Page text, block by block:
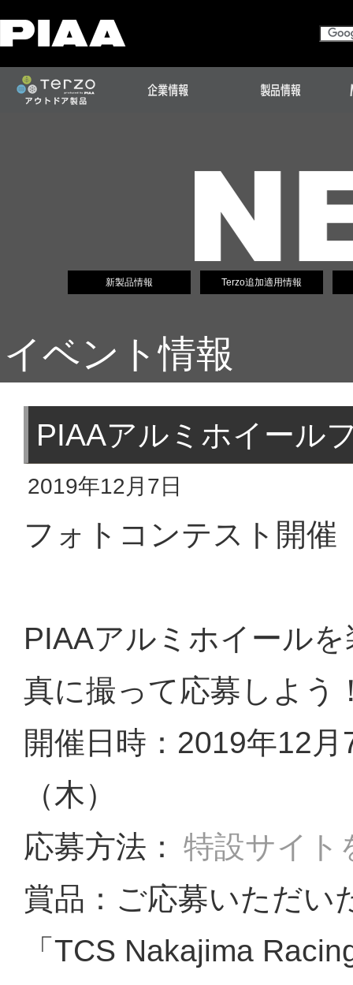
新製品情報 Terzo追加適用情報
イベント情報
PIAAアルミホイール
2019年12月7日
フォトコンテスト開催
PIAAアルミホイール
真に撮って応募しよう
開催日時：2019年12
（木）
応募方法： 特設サイト
賞品：ご応募いただい
「TCS Nakajima